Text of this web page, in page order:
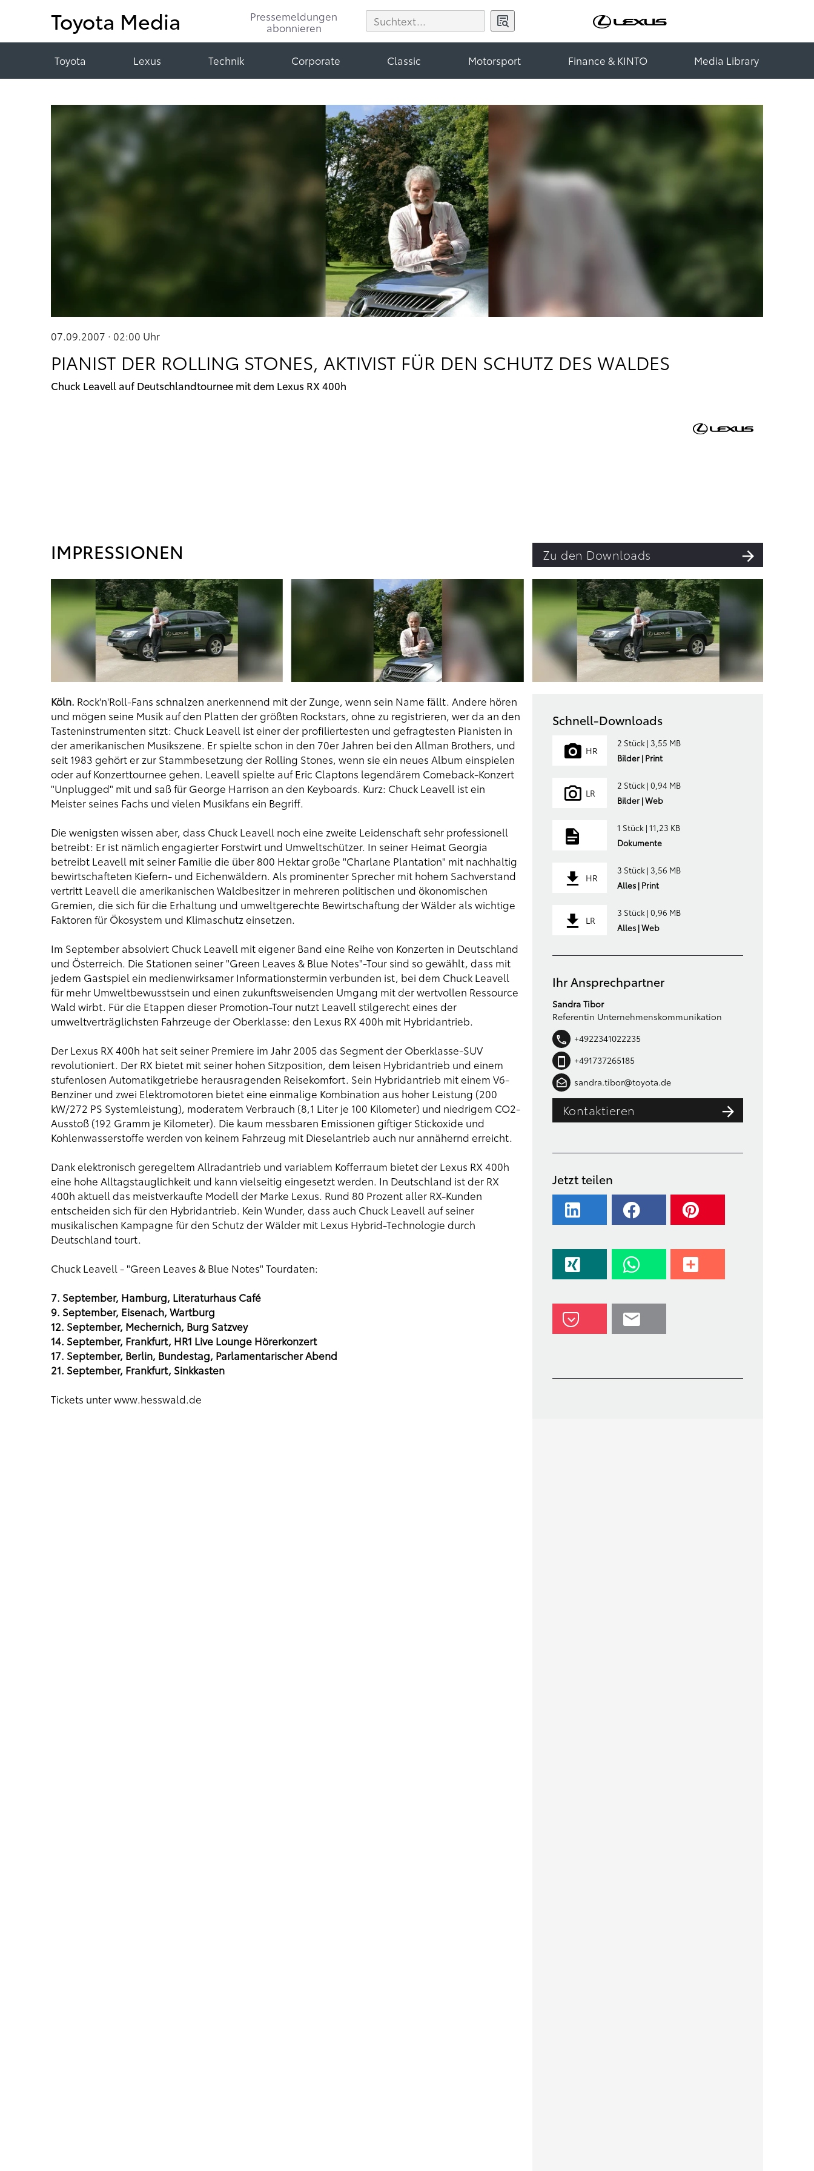
Toyota Media
Pressemeldungen
abonnieren
Toyota Lexus Technik Corporate Classic Motorsport Finance & KINTO Media Library
07.09.2007 · 02:00 Uhr
PIANIST DER ROLLING STONES, AKTIVIST FÜR DEN SCHUTZ DES WALDES
Chuck Leavell auf Deutschlandtournee mit dem Lexus RX 400h
IMPRESSIONEN Zu den Downloads
Köln. Rock'n'Roll-Fans schnalzen anerkennend mit der Zunge, wenn sein Name fällt. Andere hören
und mögen seine Musik auf den Platten der größten Rockstars, ohne zu registrieren, wer da an den
Tasteninstrumenten sitzt: Chuck Leavell ist einer der profiliertesten und gefragtesten Pianisten in
der amerikanischen Musikszene. Er spielte schon in den 70er Jahren bei den Allman Brothers, und
seit 1983 gehört er zur Stammbesetzung der Rolling Stones, wenn sie ein neues Album einspielen
oder auf Konzerttournee gehen. Leavell spielte auf Eric Claptons legendärem Comeback-Konzert
"Unplugged" mit und saß für George Harrison an den Keyboards. Kurz: Chuck Leavell ist ein
Meister seines Fachs und vielen Musikfans ein Begriff.
Die wenigsten wissen aber, dass Chuck Leavell noch eine zweite Leidenschaft sehr professionell
betreibt: Er ist nämlich engagierter Forstwirt und Umweltschützer. In seiner Heimat Georgia
betreibt Leavell mit seiner Familie die über 800 Hektar große "Charlane Plantation" mit nachhaltig
bewirtschafteten Kiefern- und Eichenwäldern. Als prominenter Sprecher mit hohem Sachverstand
vertritt Leavell die amerikanischen Waldbesitzer in mehreren politischen und ökonomischen
Gremien, die sich für die Erhaltung und umweltgerechte Bewirtschaftung der Wälder als wichtige
Faktoren für Ökosystem und Klimaschutz einsetzen.
Im September absolviert Chuck Leavell mit eigener Band eine Reihe von Konzerten in Deutschland
und Österreich. Die Stationen seiner "Green Leaves & Blue Notes"-Tour sind so gewählt, dass mit
jedem Gastspiel ein medienwirksamer Informationstermin verbunden ist, bei dem Chuck Leavell
für mehr Umweltbewusstsein und einen zukunftsweisenden Umgang mit der wertvollen Ressource
Wald wirbt. Für die Etappen dieser Promotion-Tour nutzt Leavell stilgerecht eines der
umweltverträglichsten Fahrzeuge der Oberklasse: den Lexus RX 400h mit Hybridantrieb.
Der Lexus RX 400h hat seit seiner Premiere im Jahr 2005 das Segment der Oberklasse-SUV
revolutioniert. Der RX bietet mit seiner hohen Sitzposition, dem leisen Hybridantrieb und einem
stufenlosen Automatikgetriebe herausragenden Reisekomfort. Sein Hybridantrieb mit einem V6-
Benziner und zwei Elektromotoren bietet eine einmalige Kombination aus hoher Leistung (200
kW/272 PS Systemleistung), moderatem Verbrauch (8,1 Liter je 100 Kilometer) und niedrigem CO2-
Ausstoß (192 Gramm je Kilometer). Die kaum messbaren Emissionen giftiger Stickoxide und
Kohlenwasserstoffe werden von keinem Fahrzeug mit Dieselantrieb auch nur annähernd erreicht.
Dank elektronisch geregeltem Allradantrieb und variablem Kofferraum bietet der Lexus RX 400h
eine hohe Alltagstauglichkeit und kann vielseitig eingesetzt werden. In Deutschland ist der RX
400h aktuell das meistverkaufte Modell der Marke Lexus. Rund 80 Prozent aller RX-Kunden
entscheiden sich für den Hybridantrieb. Kein Wunder, dass auch Chuck Leavell auf seiner
musikalischen Kampagne für den Schutz der Wälder mit Lexus Hybrid-Technologie durch
Deutschland tourt.
Chuck Leavell - "Green Leaves & Blue Notes" Tourdaten:
7. September, Hamburg, Literaturhaus Café
9. September, Eisenach, Wartburg
12. September, Mechernich, Burg Satzvey
14. September, Frankfurt, HR1 Live Lounge Hörerkonzert
17. September, Berlin, Bundestag, Parlamentarischer Abend
21. September, Frankfurt, Sinkkasten
Tickets unter www.hesswald.de
Schnell-Downloads
HR
2 Stück | 3,55 MB
Bilder | Print
LR
2 Stück | 0,94 MB
Bilder | Web
1 Stück | 11,23 KB
Dokumente
HR
3 Stück | 3,56 MB
Alles | Print
LR
3 Stück | 0,96 MB
Alles | Web
Ihr Ansprechpartner
Sandra Tibor
Referentin Unternehmenskommunikation
+4922341022235
+491737265185
sandra.tibor@toyota.de
Kontaktieren
Jetzt teilen